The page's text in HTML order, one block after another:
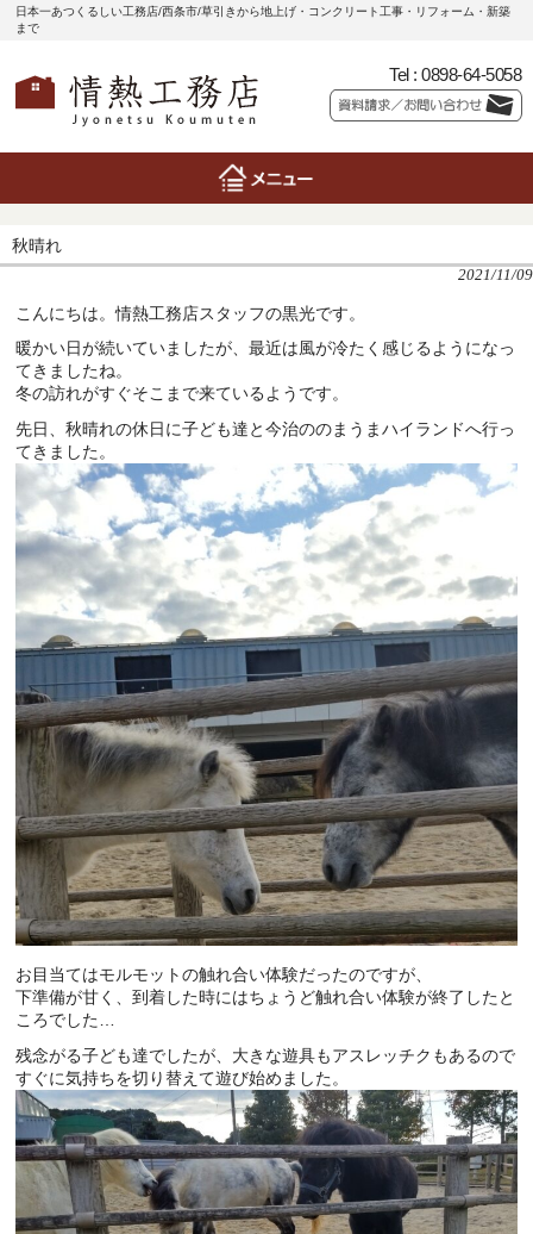
日本一あつくるしい工務店/西条市/草引きから地上げ・コンクリート工事・リフォーム・新築
まで
Tel : 0898-64-5058
秋晴れ
2021/11/09
こんにちは。情熱工務店スタッフの黒光です。
暖かい日が続いていましたが、最近は風が冷たく感じるようになっ
てきましたね。
冬の訪れがすぐそこまで来ているようです。
先日、秋晴れの休日に子ども達と今治ののまうまハイランドへ行っ
てきました。
お目当てはモルモットの触れ合い体験だったのですが、
下準備が甘く、到着した時にはちょうど触れ合い体験が終了したと
ころでした…
残念がる子ども達でしたが、大きな遊具もアスレッチクもあるので
すぐに気持ちを切り替えて遊び始めました。